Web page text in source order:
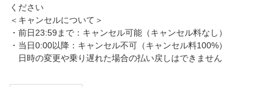
ください
＜キャンセルについて＞
・前日23:59まで：キャンセル可能（キャンセル料なし）
・当日0:00以降：キャンセル不可（キャンセル料100%）
日時の変更や乗り遅れた場合の払い戻しはできません